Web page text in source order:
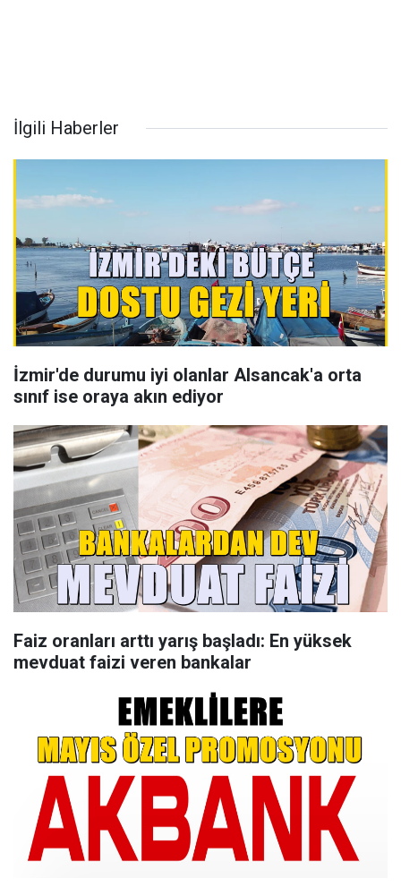
İlgili Haberler
İzmir'de durumu iyi olanlar Alsancak'a orta
sınıf ise oraya akın ediyor
Faiz oranları arttı yarış başladı: En yüksek
mevduat faizi veren bankalar